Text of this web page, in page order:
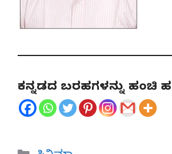
ಕನ್ನಡದ ಬರಹಗಳನ್ನು ಹಂಚಿ